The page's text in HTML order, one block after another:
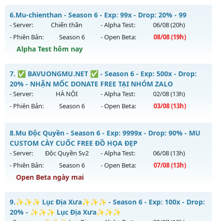
Antihack: Phoenix 2026
MU ATLANS - Reset Đổi Quà
Mu mới ra tháng 08 2026 - Mở máy chủ
Đại Dương Atlantis
vào 22h ngày 05/08/2626
Exp: 100x - Drop: 20%
Thể loại: Mu Nguyên bản Webzen
Antihack: Shark
6.Mu-chienthan - Season 6 - Exp: 99x - Drop: 20% - 99
- Server: Chiến thần - Alpha Test: 06/08(20h)
- Phiên Bản:
Season 6 - Open Beta: 08/08(19h)
Alpha Test hôm nay
Mu-chienthan - 99
Mu mới ra tháng 08 2026 - Mở máy chủChiến thần
ngày 08/08/2626
Exp: 99x - Drop: 20%
Thể loại: Mu Nguyên bản Webzen
Antihack: Anti 8x
7. ✅ BAVUONGMU.NET ✅ - Season 6 - Exp: 500x - Drop:
20% - NHẬN MỐC DONATE FREE TẠI NHÓM ZALO
- Server: HÀ NỘI - Alpha Test: 02/08(13h)
- Phiên Bản:
Season 6 - Open Beta: 03/08(13h)
✅ BAVUONGMU.NET ✅ - NHẬN MỐC DONATE FREE TẠI
NHÓM ZALO
Mu mới ra tháng 08 2026 - Mở máy chủ
HÀ NỘIvào 13h
ngày 03/08/2626
Exp: 500x - Drop: 20%
Thể loại: Mu Nguyên bản Webzen
8.Mu Độc Quyền - Season 6 - Exp: 9999x - Drop: 90% - MU
CUSTOM CÀY CUỐC FREE ĐỒ HỌA ĐẸP
- Server: Độc Quyền Sv2 - Alpha Test: 06/08(13h)
- Phiên Bản:
Season 6 - Open Beta: 07/08(13h)
Open Beta ngày mai
Mu Độc Quyền - MU CUSTOM CÀY CUỐC FREE ĐỒ HỌA ĐẸP
Mu mới ra tháng 08 2026 - Mở máy chủ
9.✨✨✨ Lục Địa Xưa✨✨✨ - Season 6 - Exp: 100x - Drop:
20% - ✨✨✨ Lục Địa Xưa✨✨✨